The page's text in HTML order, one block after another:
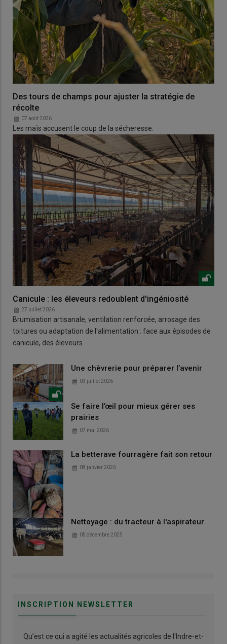
Des tours de champs pour ajuster la stratégie de
récolte
07 août 2026
Les maïs accusent le coup de la sécheresse.
Canicule : les éleveurs redoublent d'ingéniosité
27 juillet 2026
Brumisation artisanale, ventilation renforcée, arrosage des
toitures ou adaptation de l'alimentation : face aux épisodes de
canicule, des éleveurs
Une chèvrerie pour préparer l’avenir
03 juillet 2026
Se faire l’œil pour mieux gérer ses
prairies
07 mai 2026
La betterave fourragère fait son retour
08 janvier 2026
Nettoyage : du tracteur à l'aspirateur
05 décembre 2025
INSCRIPTION NEWSLETTER
Qu’est ce qui a agité les actualités agricoles de l'Indre-et-